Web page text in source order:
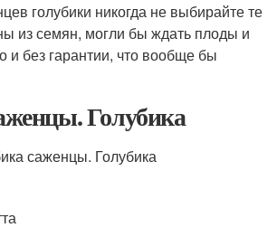
голубики никогда не выбирайте те
из семян, могли бы ждать плоды и
и без гарантии, что вообще бы
Голубика